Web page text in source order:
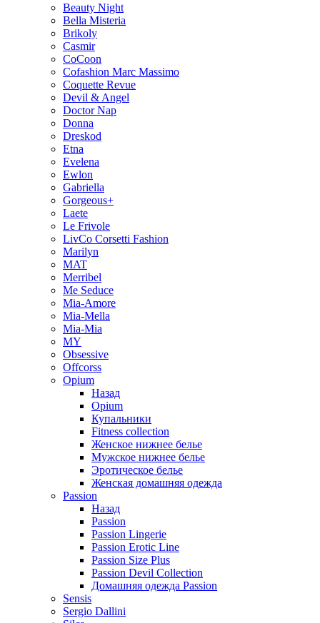
Beauty Night
Bella Misteria
Brikoly
Casmir
CoCoon
Cofashion Marc Massimo
Coquette Revue
Devil & Angel
Doctor Nap
Donna
Dreskod
Etna
Evelena
Ewlon
Gabriella
Gorgeous+
Laete
Le Frivole
LivCo Corsetti Fashion
Marilyn
MAT
Merribel
Me Seduce
Mia-Amore
Mia-Mella
Mia-Mia
MY
Obsessive
Offcorss
Opium
Назад
Opium
Купальники
Fitness collection
Женское нижнее белье
Мужское нижнее белье
Эротическое белье
Женская домашняя одежда
Passion
Назад
Passion
Passion Lingerie
Passion Erotic Line
Passion Size Plus
Passion Devil Collection
Домашняя одежда Passion
Sensis
Sergio Dallini